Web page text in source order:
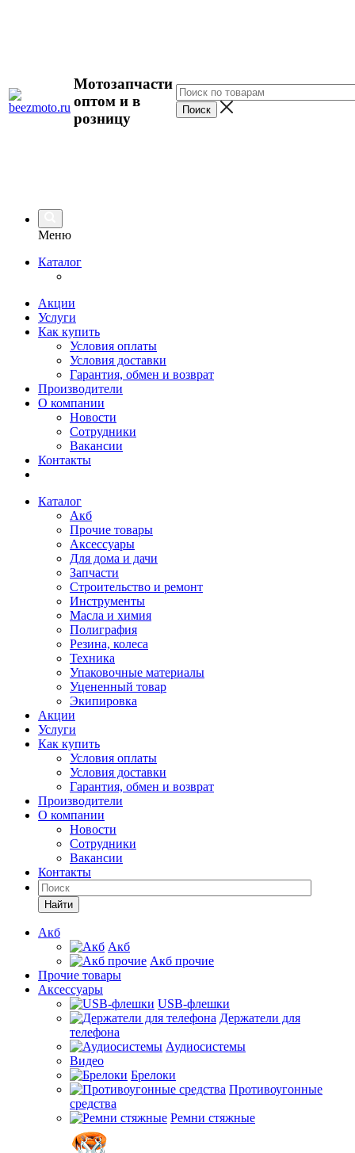
Мотозапчасти
оптом и в
розницу
Меню
Каталог
Акции
Услуги
Как купить
Условия оплаты
Условия доставки
Гарантия, обмен и возврат
Производители
О компании
Новости
Сотрудники
Вакансии
Контакты
Каталог
Акб
Прочие товары
Аксессуары
Для дома и дачи
Запчасти
Строительство и ремонт
Инструменты
Масла и химия
Полиграфия
Резина, колеса
Техника
Упаковочные материалы
Уцененный товар
Экипировка
Акции
Услуги
Как купить
Условия оплаты
Условия доставки
Гарантия, обмен и возврат
Производители
О компании
Новости
Сотрудники
Вакансии
Контакты
Найти
Акб
Акб
Акб прочие
Прочие товары
Аксессуары
USB-флешки
Держатели для
телефона
Аудиосистемы
Видео
Брелоки
Противоугонные
средства
Ремни стяжные